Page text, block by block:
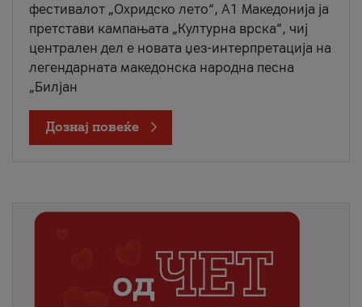
фестивалот „Охридско лето“, А1 Македонија ја
претстави кампањата „Културна врска“, чиј
централен дел е новата џез-интерпретација на
легендарната македонска народна песна
„Билјан
Дознај повеќе